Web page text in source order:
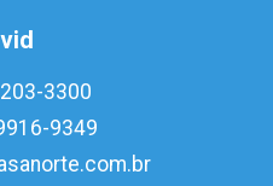
3300
9349